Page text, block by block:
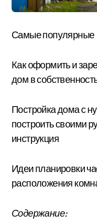
Самые популярные
Как оформить и
дом в
Постройка дома с
построить своими
инструкция
Идеи планировки
расположения
Содержание: